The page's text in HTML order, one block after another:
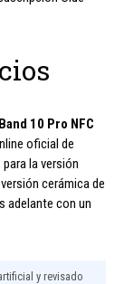
10 Pro NFC
oficial de
la versión
cerámica de
adelante con un
y revisado